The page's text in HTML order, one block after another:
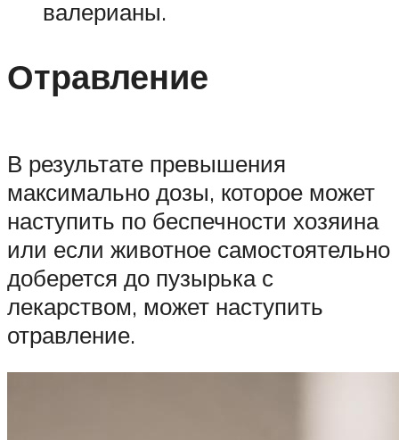
валерианы.
Отравление
В результате превышения
максимально дозы, которое может
наступить по беспечности хозяина
или если животное самостоятельно
доберется до пузырька с
лекарством, может наступить
отравление.